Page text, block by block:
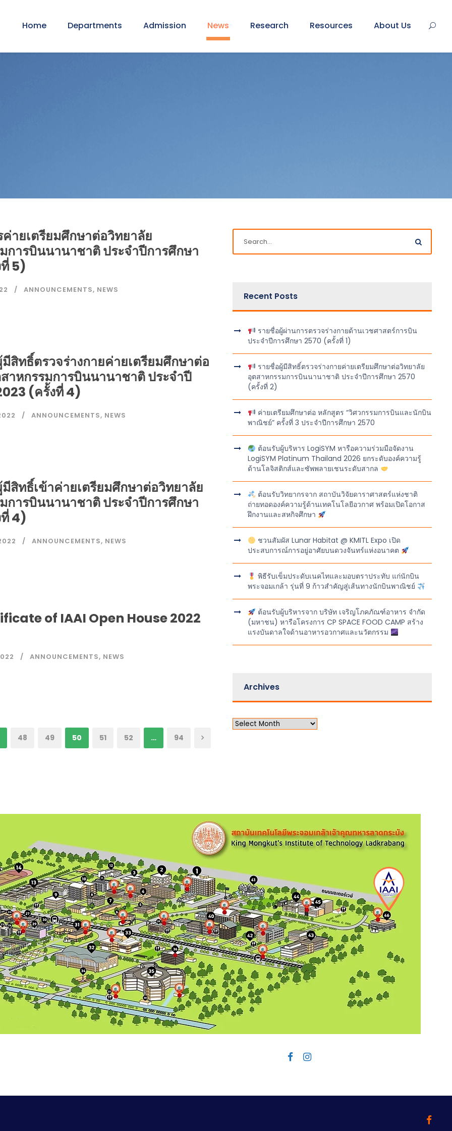
Home Departments Admission News Research Resources About Us
ายเตรียมศึกษาต่อวิทยาลัย
การบินนานาชาติ ประจำปีการศึกษา
5)
ANNOUNCEMENTS, NEWS
สิทธิ์ตรวจร่างกายค่ายเตรียมศึกษาต่อ
าหกรรมการบินนานาชาติ ประจำปี
(ครั้งที่ 4)
ANNOUNCEMENTS, NEWS
สิทธิ์เข้าค่ายเตรียมศึกษาต่อวิทยาลัย
การบินนานาชาติ ประจำปีการศึกษา
4)
ANNOUNCEMENTS, NEWS
of IAAI Open House 2022
ANNOUNCEMENTS, NEWS
48 49 50 51 52 … 94
Recent Posts
รายชื่อผู้ผ่านการตรวจร่างกายด้านเวชศาสตร์การบิน
ประจำปีการศึกษา 2570 (ครั้งที่ 1)
รายชื่อผู้มีสิทธิ์ตรวจร่างกายค่ายเตรียมศึกษาต่อวิทยาลัย
อุตสาหกรรมการบินนานาชาติ ประจำปีการศึกษา 2570
(ครั้งที่ 2)
ค่ายเตรียมศึกษาต่อ หลักสูตร “วิศวกรรมการบินและนักบิน
พาณิชย์” ครั้งที่ 3 ประจำปีการศึกษา 2570
ต้อนรับผู้บริหาร LogiSYM หารือความร่วมมือจัดงาน
LogiSYM Platinum Thailand 2026 ยกระดับองค์ความรู้
ด้านโลจิสติกส์และซัพพลายเชนระดับสากล
ต้อนรับวิทยากรจาก สถาบันวิจัยดาราศาสตร์แห่งชาติ
ถ่ายทอดองค์ความรู้ด้านเทคโนโลยีอวกาศ พร้อมเปิดโอกาส
ฝึกงานและสหกิจศึกษา
ชวนสัมผัส Lunar Habitat @ KMITL Expo เปิด
ประสบการณ์การอยู่อาศัยบนดวงจันทร์แห่งอนาคต
พิธีรับเข็มประดับเนคไทและมอบตราประทับ แก่นักบิน
พระจอมเกล้า รุ่นที่ 9 ก้าวสำคัญสู่เส้นทางนักบินพาณิชย์
ต้อนรับผู้บริหารจาก บริษัท เจริญโภคภัณฑ์อาหาร จำกัด
(มหาชน) หารือโครงการ CP SPACE FOOD CAMP สร้าง
แรงบันดาลใจด้านอาหารอวกาศและนวัตกรรม
Archives